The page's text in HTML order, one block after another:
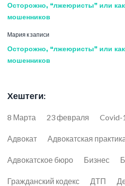
Осторожно, “лжеюристы” или
мошенников
Мария к записи
Осторожно, “лжеюристы” или
мошенников
Хештеги:
8 Марта 23 февраля Covid-
Адвокат Адвокатская
Адвокатское бюро Бизнес
Гражданский кодекс ДТП